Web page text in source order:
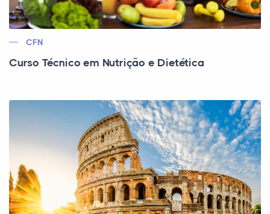
CFN
Curso Técnico em Nutrição e Dietética